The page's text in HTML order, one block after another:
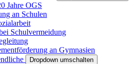
Jahre OGS
an Schulen
Schulvermeidung
an Gymnasien
Dropdown umschalten